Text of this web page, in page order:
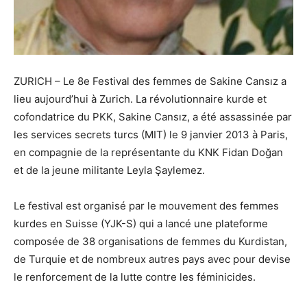
ZURICH – Le 8e Festival des femmes de Sakine Cansız a
lieu aujourd’hui à Zurich. La révolutionnaire kurde et
cofondatrice du PKK, Sakine Cansız, a été assassinée par
les services secrets turcs (MIT) le 9 janvier 2013 à Paris,
en compagnie de la représentante du KNK Fidan Doğan
et de la jeune militante Leyla Şaylemez.
Le festival est organisé par le mouvement des femmes
kurdes en Suisse (YJK-S) qui a lancé une plateforme
composée de 38 organisations de femmes du Kurdistan,
de Turquie et de nombreux autres pays avec pour devise
le renforcement de la lutte contre les féminicides.